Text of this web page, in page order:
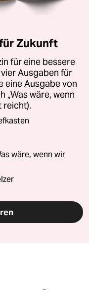
Zukunft
für eine bessere
Ausgaben für
eine Ausgabe von
„Was wäre, wenn
reicht).
wäre, wenn wir